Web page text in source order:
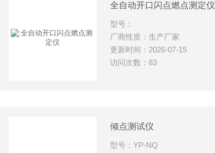
全自动开口闪点燃点测定仪
型号：
厂商性质：生产厂家
更新时间：2026-07-15
访问次数：83
倾点测试仪
型号：YP-NQ